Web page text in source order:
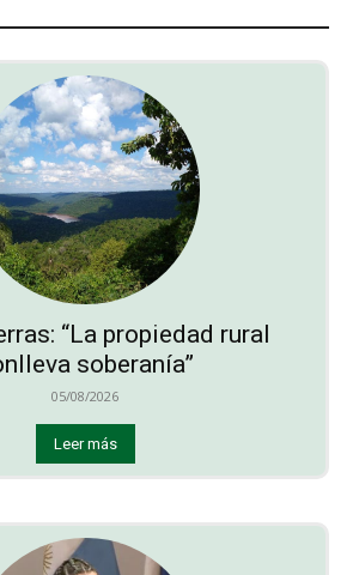
“La propiedad rural
soberanía”
05/08/2026
Leer más